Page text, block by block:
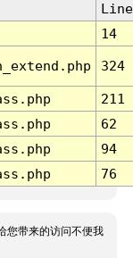
Line
14
324
211
62
94
76
您带来的访问不便我